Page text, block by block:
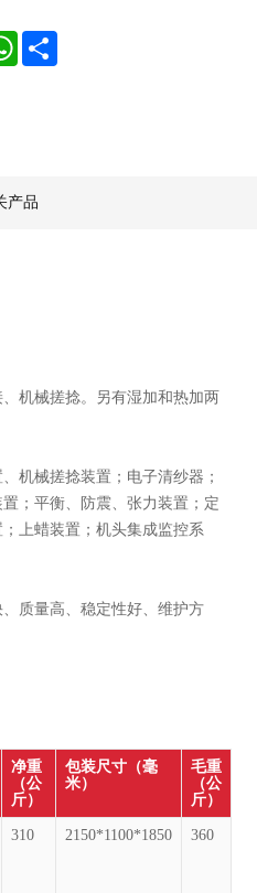
WhatsApp
产品
机械搓捻。另有湿加和热加两
机械搓捻装置；电子清纱器；
；平衡、防震、张力装置；定
上蜡装置；机头集成监控系
质量高、稳定性好、维护方
净重
（公
斤）
包装尺寸（毫
米）
毛重
（公
斤）
310 2150*1100*1850 360